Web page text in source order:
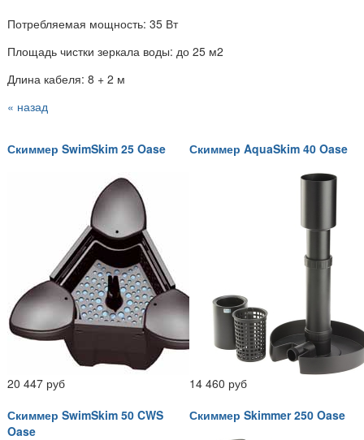
Потребляемая мощность: 35 Вт
Площадь чистки зеркала воды: до 25 м2
Длина кабеля: 8 + 2 м
« назад
Скиммер SwimSkim 25 Oase
20 447 руб
Скиммер AquaSkim 40 Oase
14 460 руб
Скиммер SwimSkim 50 CWS
Oase
Скиммер Skimmer 250 Oase